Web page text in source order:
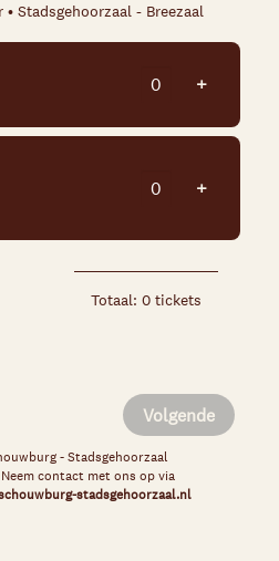
Stadsgehoorzaal - Breezaal
+Voeg
+Voeg
Totaal: 0 tickets
Volgende
- Stadsgehoorzaal
contact met ons op via
stadsgehoorzaal.nl